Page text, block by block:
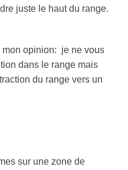
juste le haut du range.
mon opinion: je ne vous
dans le range mais
du range vers un
sur une zone de